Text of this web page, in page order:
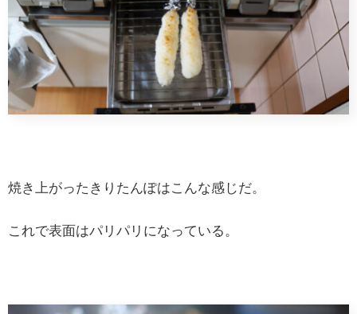
焼き上がったきりたんぽはこんな感じだ。
これで表面はパリパリになっている。